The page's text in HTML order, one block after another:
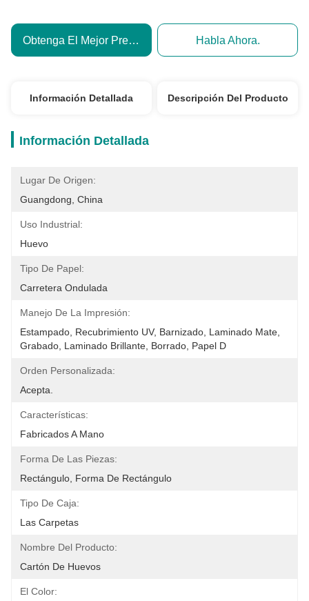
Obtenga El Mejor Precio Habla Ahora.
Información Detallada Descripción Del Producto
Información Detallada
Lugar De Origen:
Guangdong, China
Uso Industrial:
Huevo
Tipo De Papel:
Carretera Ondulada
Manejo De La Impresión:
Estampado, Recubrimiento UV, Barnizado, Laminado Mate,
Grabado, Laminado Brillante, Borrado, Papel D
Orden Personalizada:
Acepta.
Características:
Fabricados A Mano
Forma De Las Piezas:
Rectángulo, Forma De Rectángulo
Tipo De Caja:
Las Carpetas
Nombre Del Producto:
Cartón De Huevos
El Color: